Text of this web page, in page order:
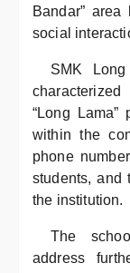
Bandar”
social
SMK
“Long
within the
phone
students, and
the institution.
The
address